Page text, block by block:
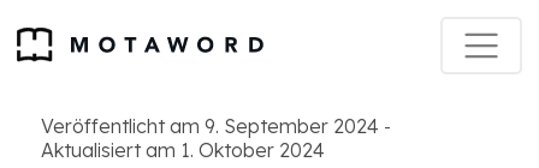
Veröffentlicht am 9. September 2024 -
Aktualisiert am 1. Oktober 2024